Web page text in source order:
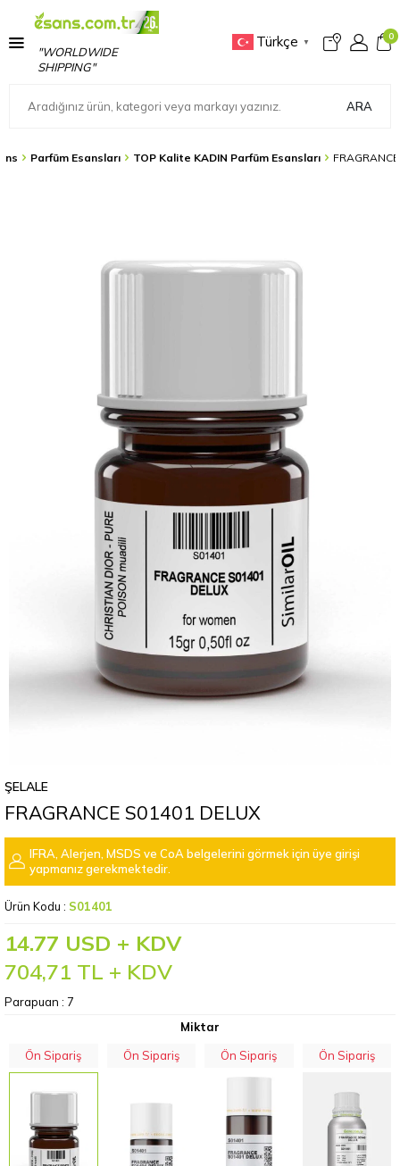
"WORLDWIDE
SHIPPING"
Türkçe ▼
0
ARA
Parfüm Esansları TOP Kalite KADIN Parfüm Esansları
ŞELALE
FRAGRANCE S01401 DELUX
IFRA, Alerjen, MSDS ve CoA belgelerini görmek için üye girişi
yapmanız gerekmektedir.
Ürün Kodu : S01401
14.77 USD + KDV
704,71 TL + KDV
Parapuan : 7
Miktar
Ön Sipariş
Ön Sipariş Ön Sipariş Ön Sipariş